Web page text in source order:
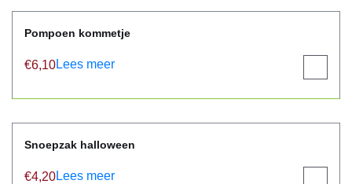
Pompoen kommetje
€6,10
product
Lees meer
Snoepzak halloween
€4,20Lees meer